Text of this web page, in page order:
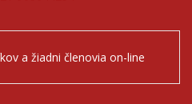
a žiadni členovia on-line